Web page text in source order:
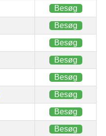
Besøg
Besøg
Besøg
Besøg
Besøg
Besøg
Besøg
Besøg